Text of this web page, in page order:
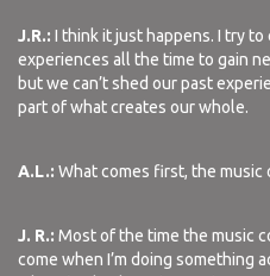
J.R.: I think it just happens. I try
experiences all the time to gain
but we can’t shed our past
part of what creates our whole.
A.L.: What comes first, the music
J. R.: Most of the time the music
come when I’m doing something